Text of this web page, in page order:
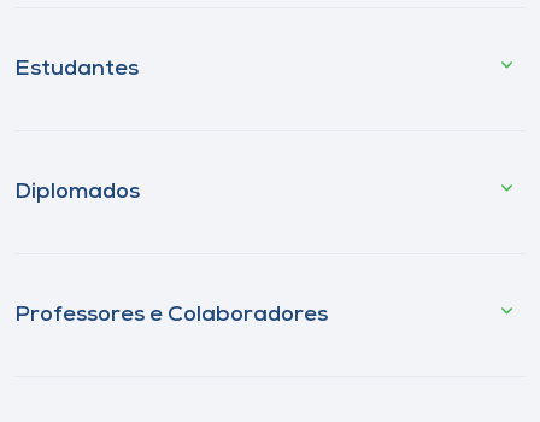
Estudantes
Diplomados
Professores e Colaboradores